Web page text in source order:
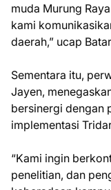
muda Murung
kami
daerah,” ucap
Sementara itu,
Jayen,
bersinergi dengan
implementasi
“Kami ingin
penelitian, dan